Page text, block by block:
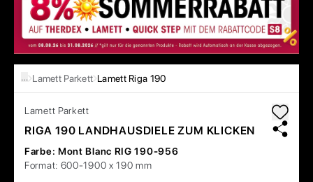
… Lamett Parkett Lamett Riga 190
Lamett Parkett
RIGA 190 LANDHAUSDIELE ZUM KLICKEN
Farbe: Mont Blanc RIG 190-956
Format: 600-1900 x 190 mm